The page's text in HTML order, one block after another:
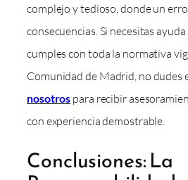
complejo y tedioso, donde un
consecuencias. Si necesitas
cumples con toda la normativa
Comunidad de Madrid, no dudes
nosotros para recibir
con experiencia demostrable.
Conclusiones: La